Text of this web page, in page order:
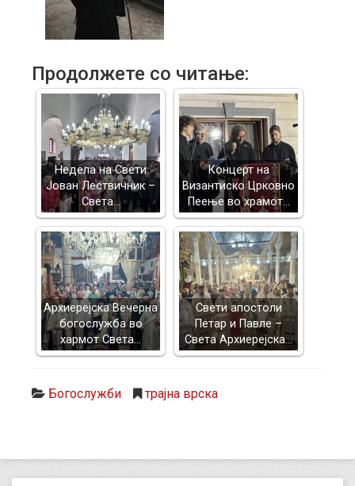
Продолжете со читање:
Недела на Свети
Јован Лествичник –
Света…
Концерт на
Византиско Црковно
Пеење во храмот…
Архиерејска Вечерна
богослужба во
хармот Света…
Свети апостоли
Петар и Павле –
Света Архиерејска…
Богослужби трајна врска